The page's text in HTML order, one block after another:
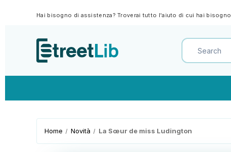
Hai bisogno di assistenza? Troverai tutto l'aiuto di cui hai bisogno
Home Novità La Sœur de miss Ludington